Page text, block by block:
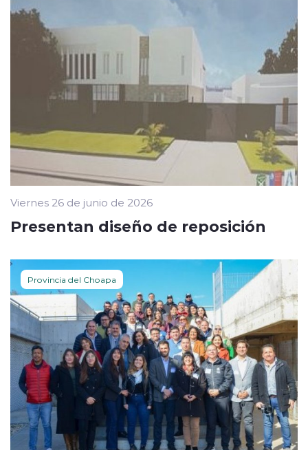
Viernes 26 de junio de 2026
Presentan diseño de reposición
Provincia del Choapa